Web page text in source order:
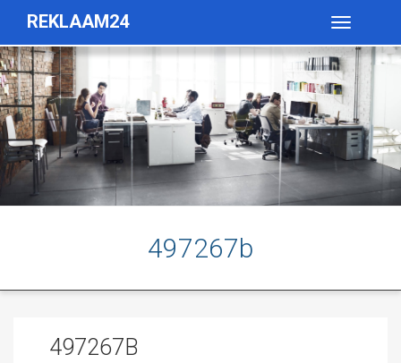
REKLAAM24
Toggle
497267b
497267B